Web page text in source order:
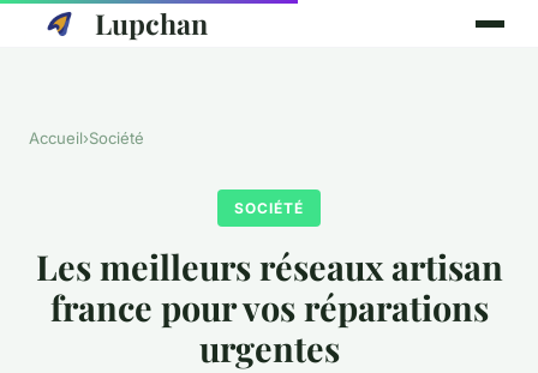
Lupchan
Accueil›Société
SOCIÉTÉ
Les meilleurs réseaux artisan
france pour vos réparations
urgentes